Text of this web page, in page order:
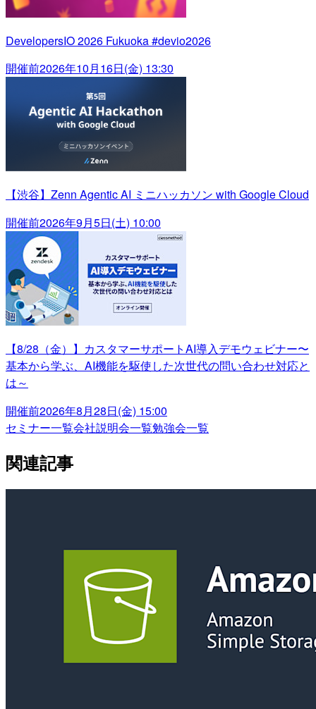
DevelopersIO 2026 Fukuoka #devio2026
開催前2026年10月16日(金) 13:30
【渋谷】Zenn Agentic AI ミニハッカソン with Google Cloud
開催前2026年9月5日(土) 10:00
【8/28（金）】カスタマーサポートAI導入デモウェビナー〜
基本から学ぶ、AI機能を駆使した次世代の問い合わせ対応と
は～
開催前2026年8月28日(金) 15:00
セミナー一覧会社説明会一覧勉強会一覧
関連記事